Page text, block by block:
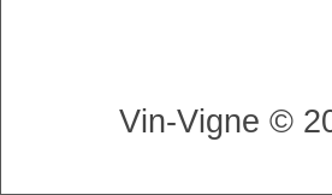
Vin-Vigne ©